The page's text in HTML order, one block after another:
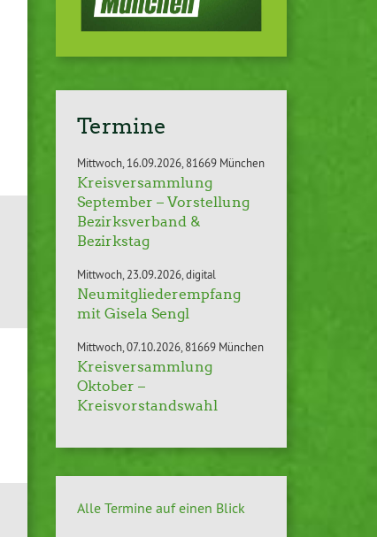
Termine
Mittwoch 16.09.2026 81669 München
Kreisversammlung
September – Vorstellung
Bezirksverband &
Bezirkstag
Mittwoch 23.09.2026 digital
Neumitgliederempfang
mit Gisela Sengl
Mittwoch 07.10.2026 81669 München
Kreisversammlung
Oktober –
Kreisvorstandswahl
Alle Termine auf einen Blick